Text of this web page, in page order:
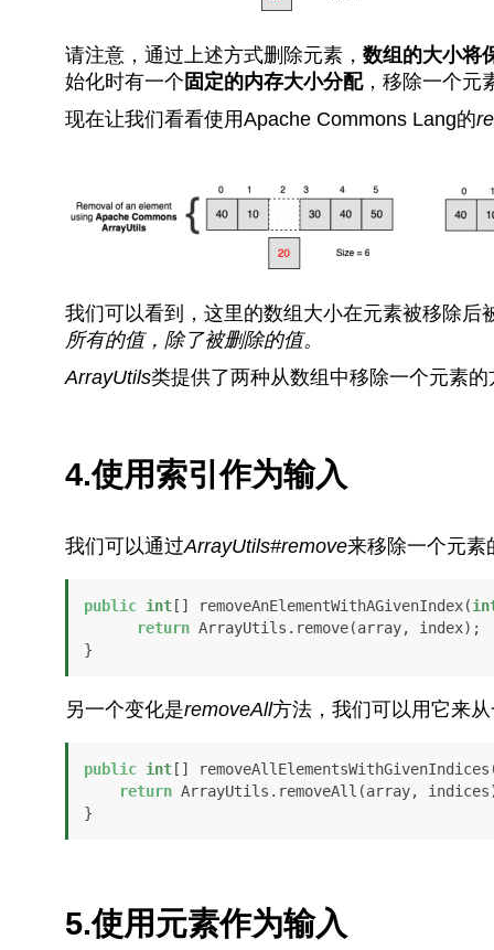
请注意，通过上述方式删除元素， 数组的大小将
始化时有一个 固定的内存大小分配，移除一个元
现在让我们看看使用Apache Commons Lang的
我们可以看到，这里的数组大小在元素被移除后
所有的值，除了被删除的值。
ArrayUtils类提供了两种从数组中移除一个元素
4.使用索引作为输入
我们可以通过ArrayUtils#remove来移除一个元素
public int[] removeAnElementWithAGivenIndex(
return ArrayUtils.remove(array, index);
}
另一个变化是removeAll方法，我们可以用它来
public int[]
return ArrayUtils.removeAll(array,
}
5.使用元素作为输入